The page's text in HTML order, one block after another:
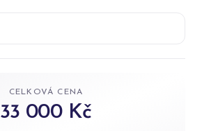
CELKOVÁ CENA
33 000 Kč